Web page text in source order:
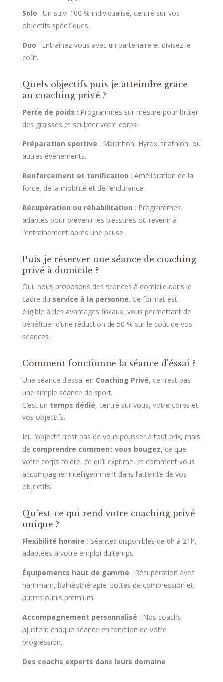
Solo : Un suivi 100 % individualisé, centré sur vos
objectifs spécifiques.
Duo : Entraînez-vous avec un partenaire et divisez le
coût.
Quels objectifs puis-je atteindre grâce
au coaching privé ?
Perte de poids : Programmes sur mesure pour brûler
des graisses et sculpter votre corps.
Préparation sportive : Marathon, Hyrox, triathlon, ou
autres événements.
Renforcement et tonification : Amélioration de la
force, de la mobilité et de l’endurance.
Récupération ou réhabilitation : Programmes
adaptés pour prévenir les blessures ou revenir à
l’entraînement après une pause.
Puis-je réserver une séance de coaching
privé à domicile ?
Oui, nous proposons des séances à domicile dans le
cadre du service à la personne. Ce format est
éligible à des avantages fiscaux, vous permettant de
bénéficier d’une réduction de 50 % sur le coût de vos
séances.
Comment fonctionne la séance d'éssai ?
Une séance d’essai en Coaching Privé, ce n’est pas
une simple séance de sport.
C’est un temps dédié, centré sur vous, votre corps et
vos objectifs.
Ici, l’objectif n’est pas de vous pousser à tout prix, mais
de comprendre comment vous bougez, ce que
votre corps tolère, ce qu’il exprime, et comment vous
accompagner intelligemment dans l’atteinte de vos
objectifs.
Qu’est-ce qui rend votre coaching privé
unique ?
Flexibilité horaire : Séances disponibles de 6h à 21h,
adaptées à votre emploi du temps.
Équipements haut de gamme : Récupération avec
hammam, balnéothérapie, bottes de compression et
autres outils premium.
Accompagnement personnalisé : Nos coachs
ajustent chaque séance en fonction de votre
progression.
Des coachs experts dans leurs domaine